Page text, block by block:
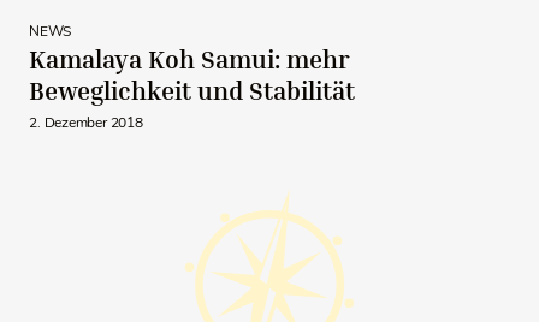
NEWS
Kamalaya Koh Samui: mehr
Beweglichkeit und Stabilität
2. Dezember 2018